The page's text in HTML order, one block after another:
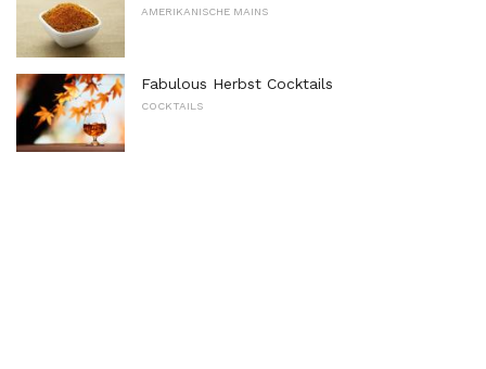
AMERIKANISCHE MAINS
Fabulous Herbst Cocktails
COCKTAILS